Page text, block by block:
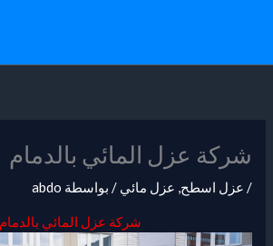
شركة عزل المائي بالدمام
/ عزل اسطح عزل مائي / بواسطة abdo
شركة عزل المائي بالدمام